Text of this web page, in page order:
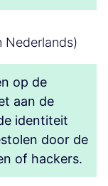
Nederlands)
op de
aan de
identiteit
door de
of hackers.